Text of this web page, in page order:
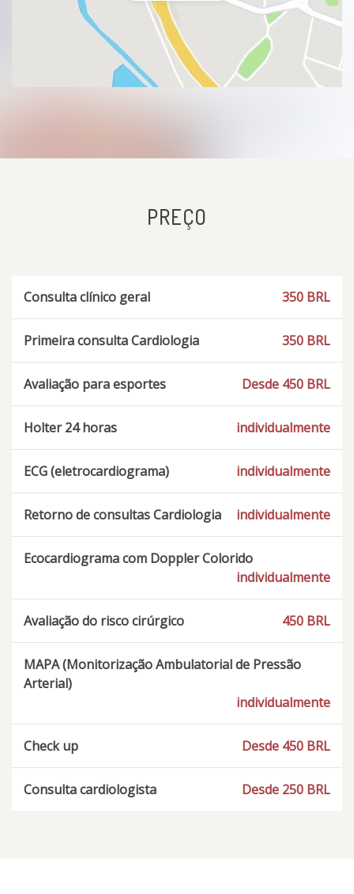
PREÇO
Consulta clínico geral 350 BRL
Primeira consulta Cardiologia 350 BRL
Avaliação para esportes Desde 450 BRL
Holter 24 horas individualmente
ECG (eletrocardiograma) individualmente
Retorno de consultas Cardiologia individualmente
Ecocardiograma com Doppler Colorido
individualmente
Avaliação do risco cirúrgico 450 BRL
MAPA (Monitorização Ambulatorial de Pressão
Arterial)
individualmente
Check up Desde 450 BRL
Consulta cardiologista Desde 250 BRL